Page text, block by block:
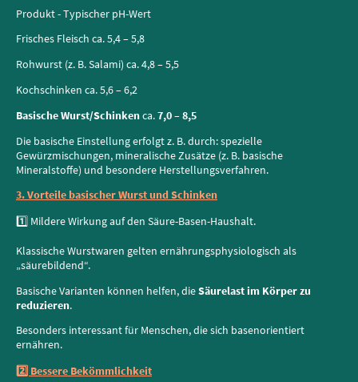
Produkt - Typischer pH-Wert
Frisches Fleisch ca. 5,4 – 5,8
Rohwurst (z. B. Salami) ca. 4,8 – 5,5
Kochschinken ca. 5,6 – 6,2
Basische Wurst/Schinkenca.7,0 – 8,5
Die basische Einstellung erfolgt z. B. durch: spezielle
Gewürzmischungen, mineralische Zusätze (z. B. basische
Mineralstoffe) und besondere Herstellungsverfahren.
3. Vorteile basischer Wurst und Schinken
1️⃣ Mildere Wirkung auf den Säure-Basen-Haushalt.
Klassische Wurstwaren gelten ernährungsphysiologisch als
„säurebildend“.
Basische Varianten können helfen, dieSäurelast im Körper zu
reduzieren.
Besonders interessant für Menschen, die sich basenorientiert
ernähren.
2️⃣ Bessere Bekömmlichkeit